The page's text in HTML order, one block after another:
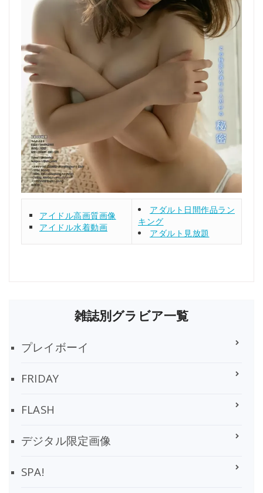
アイドル高画質画像
アイドル水着動画
アダルト日間作品ラン
キング
アダルト見放題
雑誌別グラビア一覧
プレイボーイ
FRIDAY
FLASH
デジタル限定画像
SPA!